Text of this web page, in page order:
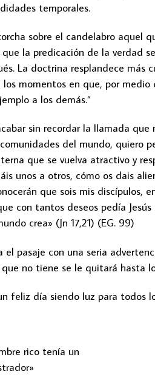
temporales.
sobre el candelabro aquel
que la predicación de la verdad
La doctrina resplandece más
momentos en que, por medio
a los demás.”
sin recordar la llamada que
del mundo, quiero
que se vuelva atractivo y
unos a otros, cómo os dais
que sois mis discípulos,
con tantos deseos pedía
crea» (Jn 17,21) (EG. 99)
el pasaje con una seria
no tiene se le quitará hasta
feliz día siendo luz para todos
rico tenía un